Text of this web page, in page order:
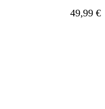
Ab
49,99 €